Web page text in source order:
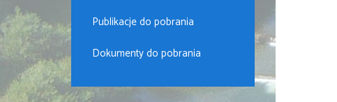
Publikacje do pobrania
Dokumenty do pobrania